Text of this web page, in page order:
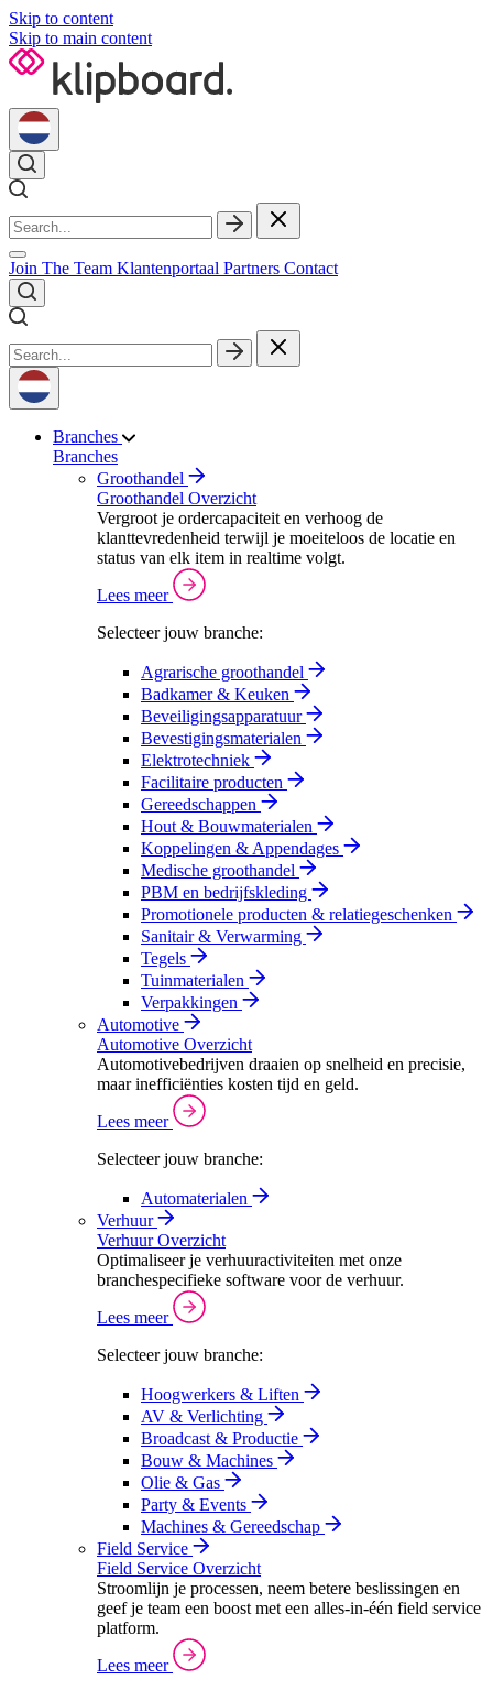
Skip to content
Skip to main content
Join The Team Klantenportaal Partners Contact
Branches
Branches
Groothandel
Groothandel Overzicht
Vergroot je ordercapaciteit en verhoog de
klanttevredenheid terwijl je moeiteloos de locatie en
status van elk item in realtime volgt.
Lees meer
Selecteer jouw branche:
Agrarische groothandel
Badkamer & Keuken
Beveiligingsapparatuur
Bevestigingsmaterialen
Elektrotechniek
Facilitaire producten
Gereedschappen
Hout & Bouwmaterialen
Koppelingen & Appendages
Medische groothandel
PBM en bedrijfskleding
Promotionele producten & relatiegeschenken
Sanitair & Verwarming
Tegels
Tuinmaterialen
Verpakkingen
Automotive
Automotive Overzicht
Automotivebedrijven draaien op snelheid en precisie,
maar inefficiënties kosten tijd en geld.
Lees meer
Selecteer jouw branche:
Automaterialen
Verhuur
Verhuur Overzicht
Optimaliseer je verhuuractiviteiten met onze
branchespecifieke software voor de verhuur.
Lees meer
Selecteer jouw branche:
Hoogwerkers & Liften
AV & Verlichting
Broadcast & Productie
Bouw & Machines
Olie & Gas
Party & Events
Machines & Gereedschap
Field Service
Field Service Overzicht
Stroomlijn je processen, neem betere beslissingen en
geef je team een boost met een alles-in-één field service
platform.
Lees meer